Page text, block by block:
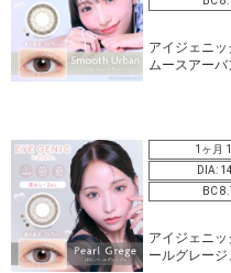
アイジェニ
ムースアーバ
1ヶ月
DIA:
BC
アイジェニ
ールグレージ